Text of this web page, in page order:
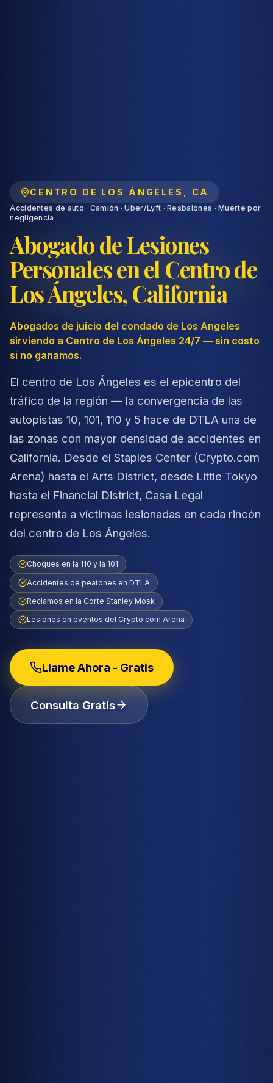
CENTRO DE LOS ÁNGELES CA
Accidentes de auto · Camión · Uber/Lyft · Resbalones · Muerte por
negligencia
Abogado de Lesiones
Personales en el Centro de
Los Ángeles, California
Abogados de juicio del condado de Los Angeles
sirviendo a Centro de Los Ángeles 24/7 — sin costo
si no ganamos.
El centro de Los Ángeles es el epicentro del
tráfico de la región — la convergencia de las
autopistas 10, 101, 110 y 5 hace de DTLA una de
las zonas con mayor densidad de accidentes en
California. Desde el Staples Center (Crypto.com
Arena) hasta el Arts District, desde Little Tokyo
hasta el Financial District, Casa Legal
representa a víctimas lesionadas en cada rincón
del centro de Los Ángeles.
Choques en la 110 y la 101
Accidentes de peatones en DTLA
Reclamos en la Corte Stanley Mosk
Lesiones en eventos del Crypto.com Arena
Llame Ahora - Gratis
Consulta Gratis